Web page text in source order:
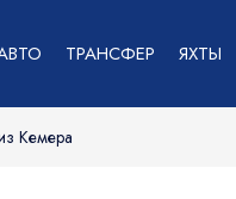
ТРАНСФЕР ЯХТЫ
Кемера